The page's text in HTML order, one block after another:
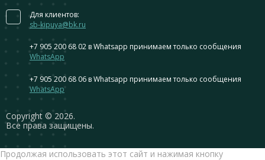
Сopyright © 2026.
Все права защищены.
Для клиентов:
sb-kipuya@bk.ru
+7 905 200 68 02 в Whatsapp принимаем только сообщения
WhatsApp
+7 905 200 68 06 в Whatsapp принимаем только сообщения
WhatsApp
Продолжая использовать этот сайт и нажимая кнопку